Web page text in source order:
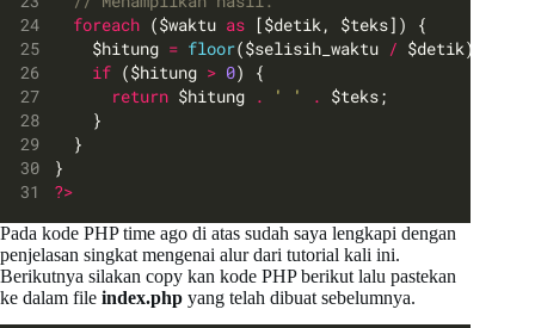
foreach ($waktu as [$detik, $teks]) {
    $hitung
= floor($selisih_waktu / $detik);
if ($hitung > 0) {
return $hitung . ' ' . $teks;
    }
  }
}
?>
Pada kode PHP time ago di atas sudah saya lengkapi dengan
penjelasan singkat mengenai alur dari tutorial kali ini.
Berikutnya silakan copy kan kode PHP berikut lalu pastekan
ke dalam file index.php yang telah dibuat sebelumnya.